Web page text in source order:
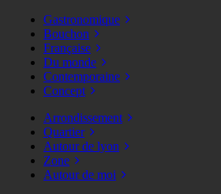
Gastronomique
Bouchon
Française
Du monde
Contemporaine
Concept
Arrondissement
Quartier
Autour de lyon
Zone
Autour de moi